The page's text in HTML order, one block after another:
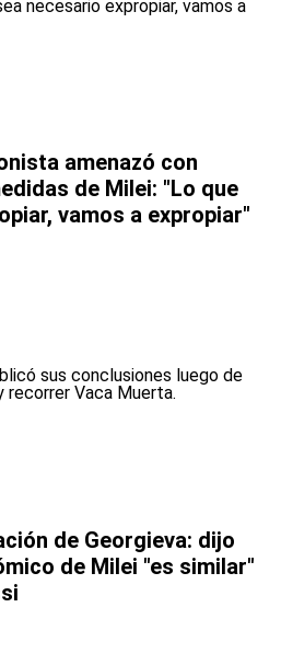
amenazó con
de Milei: "Lo que
vamos a expropiar"
de Georgieva: dijo
de Milei "es similar"